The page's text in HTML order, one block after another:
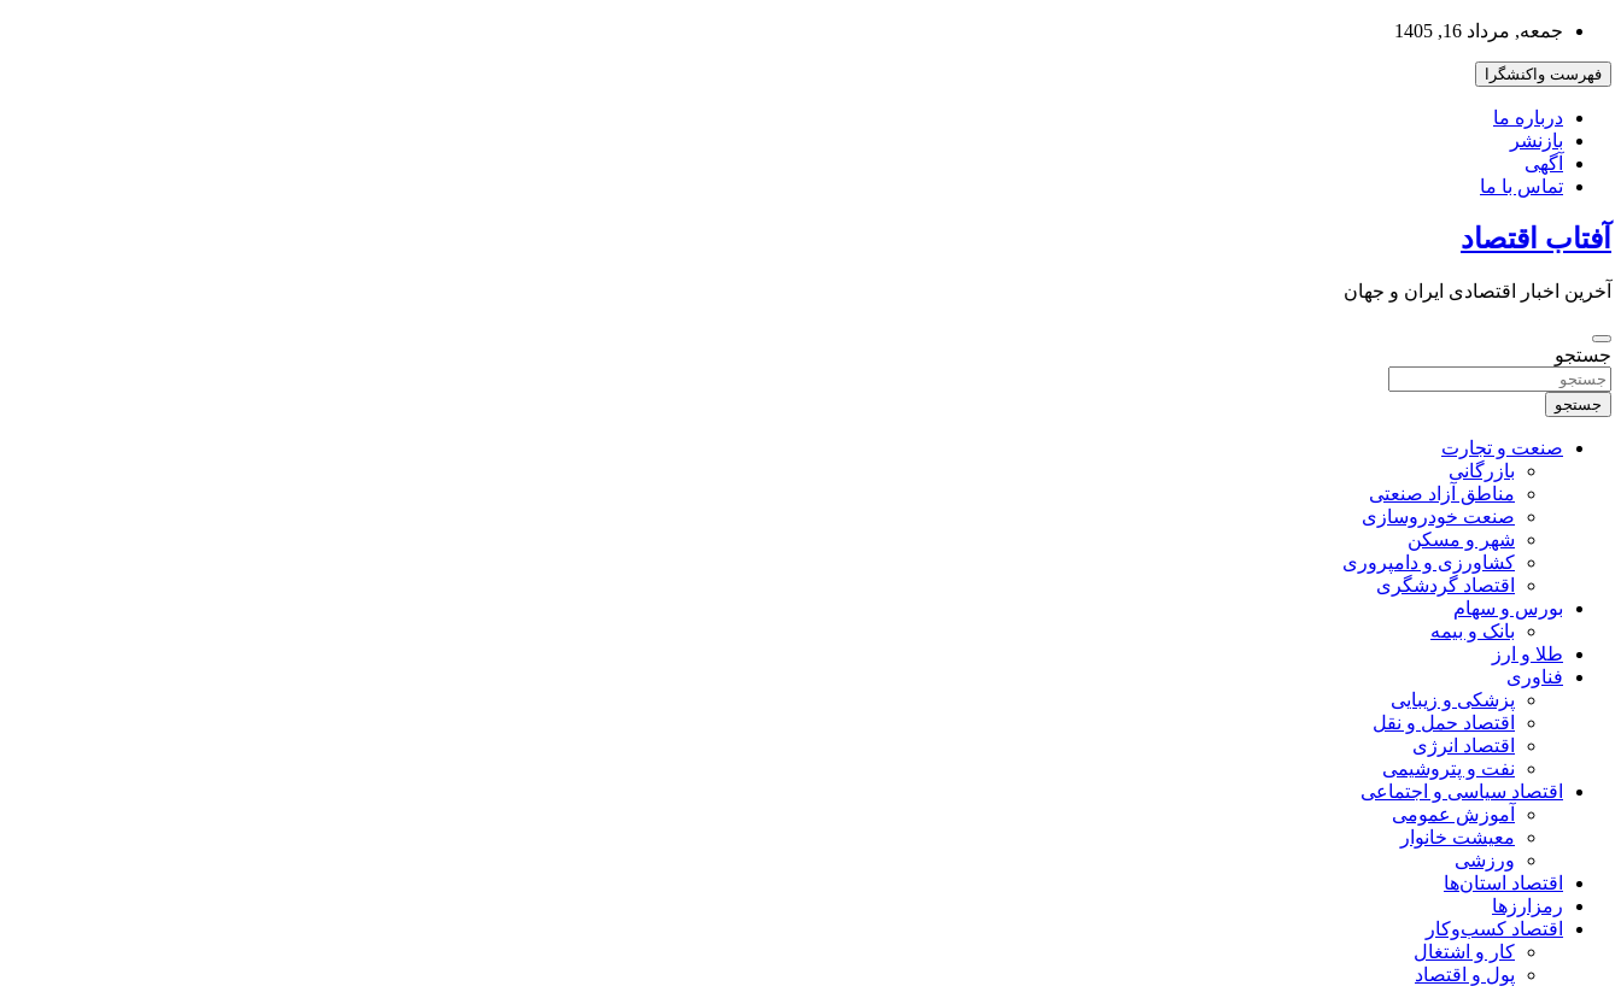
بروید
جمعه, مرداد 16, 1405
فهرست واکنشگرا
درباره ما
بازنشر
آگهی
تماس با ما
آفتاب اقتصاد
آخرین اخبار اقتصادی ایران و جهان
جستجو
جستجو
صنعت و تجارت
بازرگانی
مناطق آزاد صنعتی
صنعت خودروسازی
شهر و مسکن
کشاورزی و دامپروری
اقتصاد گردشگری
بورس و سهام
بانک و بیمه
طلا و ارز
فناوری
پزشکی و زیبایی
اقتصاد حمل و نقل
اقتصاد انرژی
نفت و پتروشیمی
اقتصاد سیاسی و اجتماعی
آموزش عمومی
معیشت خانوار
ورزشی
اقتصاد استان‌ها
رمزارزها
اقتصاد کسب‌و‌کار
کار و اشتغال
پول و اقتصاد